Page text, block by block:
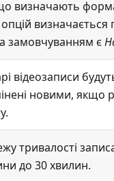
визначають
замовчуванням є
відеозаписи
новими, якщо
тривалості
до 30 хвилин.